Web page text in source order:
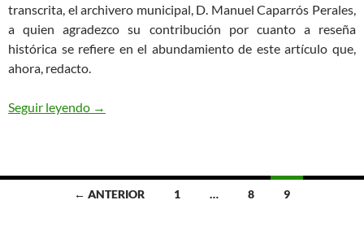
transcrita, el archivero municipal, D. Manuel Caparrós Perales,
a quien agradezco su contribución por cuanto a reseña
histórica se refiere en el abundamiento de este artículo que,
ahora, redacto.
Seguir leyendo LA GLORIETA, BALCÓN DE VERA AL MAR
→
← ANTERIOR 1 … 8 9